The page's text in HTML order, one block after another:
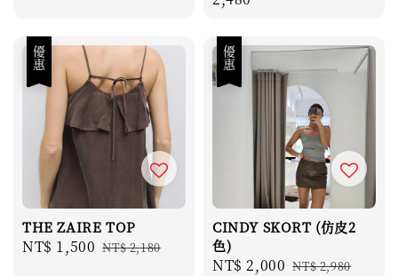
優惠
THE ZAIRE TOP
Sale
NT$ 1,500 Regular
NT$ 2,180
優惠
CINDY SKORT (仿皮2
色)
Sale
NT$ 2,000 Regular
NT$ 2,980